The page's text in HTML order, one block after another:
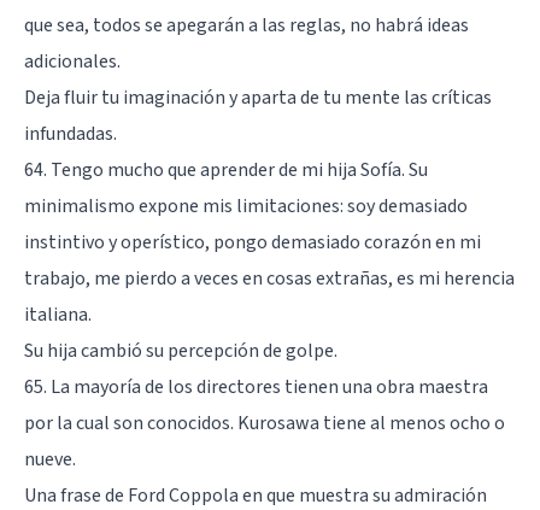
que sea, todos se apegarán a las reglas, no habrá ideas
adicionales.
Deja fluir tu imaginación y aparta de tu mente las críticas
infundadas.
64. Tengo mucho que aprender de mi hija Sofía. Su
minimalismo expone mis limitaciones: soy demasiado
instintivo y operístico, pongo demasiado corazón en mi
trabajo, me pierdo a veces en cosas extrañas, es mi herencia
italiana.
Su hija cambió su percepción de golpe.
65. La mayoría de los directores tienen una obra maestra
por la cual son conocidos. Kurosawa tiene al menos ocho o
nueve.
Una frase de Ford Coppola en que muestra su admiración